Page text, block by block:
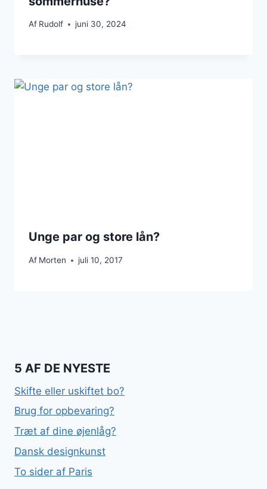
Af Rudolf juni 30, 2024
Unge par og store lån?
Af Morten juli 10, 2017
5 AF DE NYESTE
Skifte eller uskiftet bo?
Brug for opbevaring?
Træt af dine øjenlåg?
Dansk designkunst
To sider af Paris